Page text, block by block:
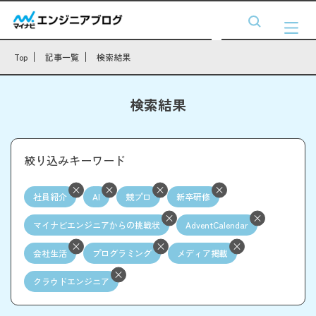
Top 記事一覧 検索結果
検索結果
絞り込みキーワード
社員紹介 AI 競プロ 新卒研修
マイナビエンジニアからの挑戦状 AdventCalendar
会社生活 プログラミング メディア掲載
クラウドエンジニア